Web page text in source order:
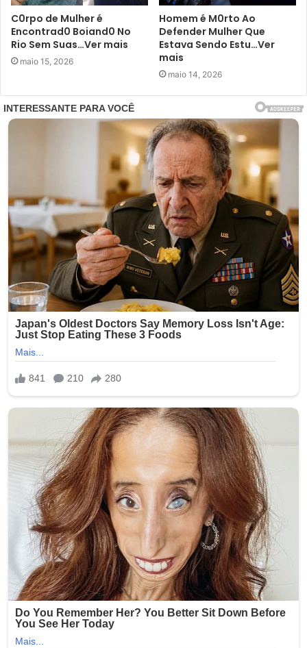
C0rpo de Mulher é
Encontrad0 Boiand0 No
Rio Sem Suas…Ver mais
maio 15, 2026
Homem é M0rto Ao
Defender Mulher Que
Estava Sendo Estu…Ver
mais
maio 14, 2026